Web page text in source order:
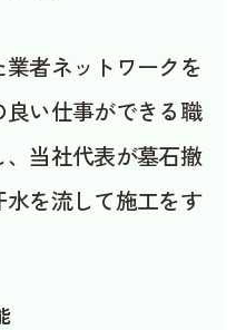
者ネットワークを
い仕事ができる職
当社代表が墓石撤
を流して施工をす